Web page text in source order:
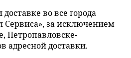
во все города
Сервиса», за исключением
Петропавловске-
адресной доставки.